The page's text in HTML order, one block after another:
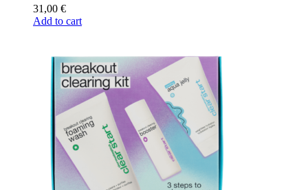
31,00 €
Add to cart